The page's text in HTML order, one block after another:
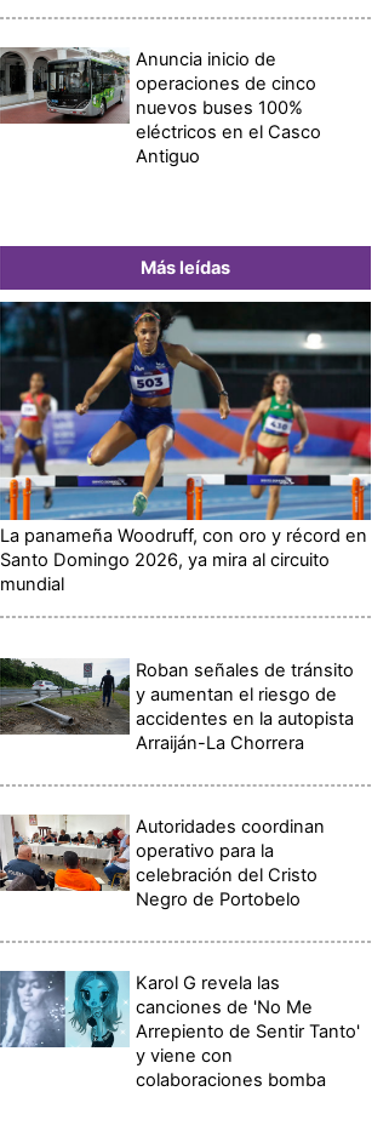
Anuncia inicio de
operaciones de cinco
nuevos buses 100%
eléctricos en el Casco
Antiguo
Más leídas
La panameña Woodruff, con oro y récord en
Santo Domingo 2026, ya mira al circuito
mundial
Roban señales de tránsito
y aumentan el riesgo de
accidentes en la autopista
Arraiján-La Chorrera
Autoridades coordinan
operativo para la
celebración del Cristo
Negro de Portobelo
Karol G revela las
canciones de 'No Me
Arrepiento de Sentir Tanto'
y viene con
colaboraciones bomba